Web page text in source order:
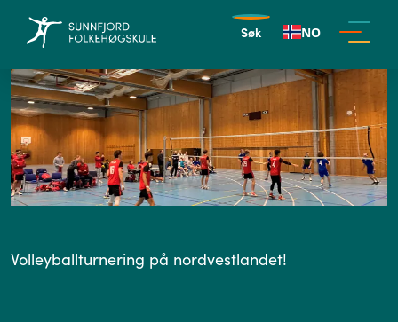
Søk NO
Volleyballturnering på nordvestlandet!